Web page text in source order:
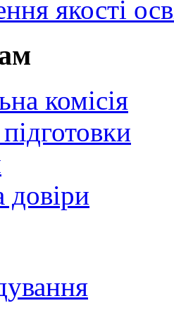
якості
комісія
довіри